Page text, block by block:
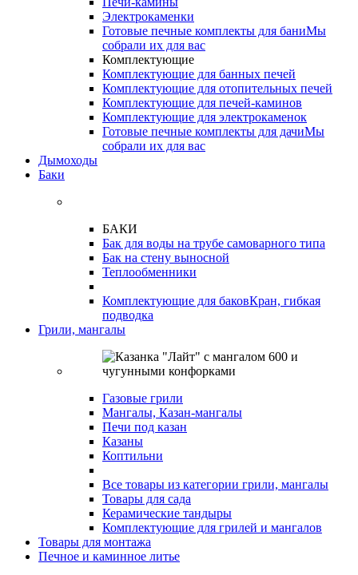
Электрокаменки
Готовые печные комплекты для баниМы
собрали их для вас
Комплектующие
Комплектующие для банных печей
Комплектующие для отопительных печей
Комплектующие для печей-каминов
Комплектующие для электрокаменок
Готовые печные комплекты для дачиМы
собрали их для вас
Дымоходы
Баки
БАКИ
Бак для воды на трубе самоварного типа
Бак на стену выносной
Теплообменники
Комплектующие для баковКран, гибкая
подводка
Грили, мангалы
Газовые грили
Мангалы, Казан-мангалы
Печи под казан
Казаны
Коптильни
Все товары из категории грили, мангалы
Товары для сада
Керамические тандыры
Комплектующие для грилей и мангалов
Товары для монтажа
Печное и каминное литье